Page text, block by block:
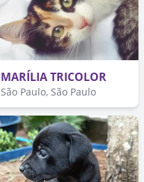
MARÍLIA TRICOLOR
São Paulo, São Paulo